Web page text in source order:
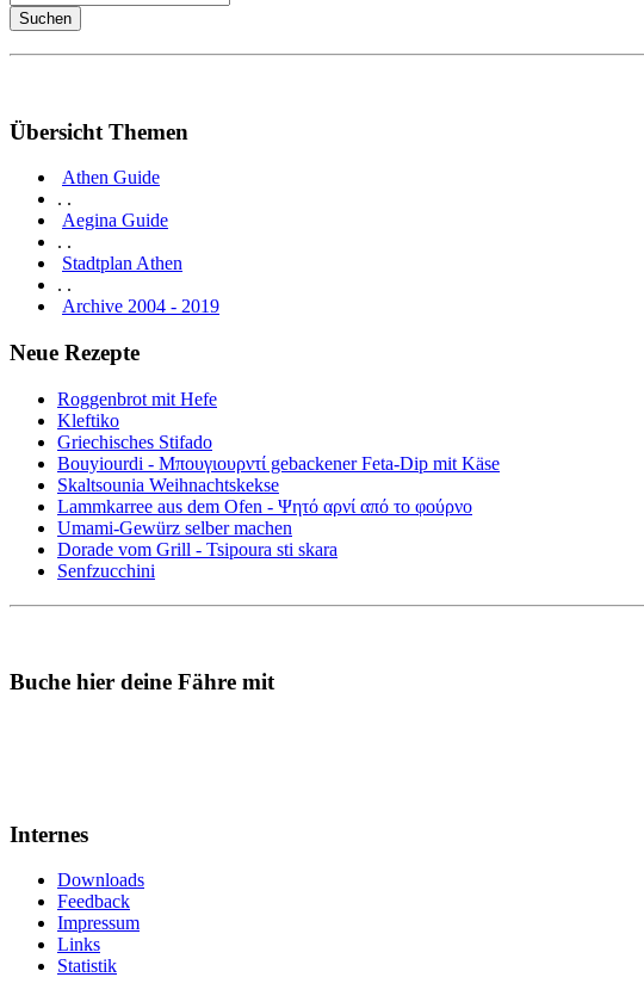
Übersicht Themen
Athen Guide
. .
Aegina Guide
. .
Stadtplan Athen
. .
Archive 2004 - 2019
Neue Rezepte
Roggenbrot mit Hefe
Kleftiko
Griechisches Stifado
Bouyiourdi - Μπουγιουρντί gebackener Feta-Dip mit Käse
Skaltsounia Weihnachtskekse
Lammkarree aus dem Ofen - Ψητό αρνί από το φούρνο
Umami-Gewürz selber machen
Dorade vom Grill - Tsipoura sti skara
Senfzucchini
Buche hier deine Fähre mit
Internes
Downloads
Feedback
Impressum
Links
Statistik